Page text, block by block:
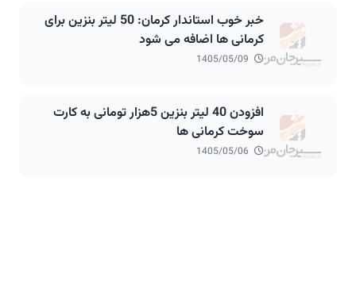
خبر خوب استاندار کرمان: 50 لیتر بنزین برای
کرمانی ها اضافه می شود
افزودن 40 لیتر بنزین 5هزار تومانی به کارت
سوخت کرمانی ها